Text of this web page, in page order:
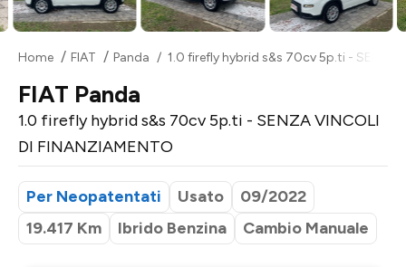
Home FIAT Panda 1.0 firefly hybrid s&s 70cv 5p.ti - SENZA
FIAT Panda
1.0 firefly hybrid s&s 70cv 5p.ti - SENZA VINCOLI
DI FINANZIAMENTO
Per Neopatentati Usato
09/2022
19.417 Km
Ibrido Benzina Cambio Manuale